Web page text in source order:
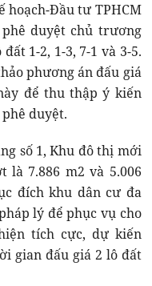
hoạch-Đầu tư TPHCM
duyệt chủ trương
1-2, 1-3, 7-1 và 3-5.
phương án đấu giá
để thu thập ý kiến
duyệt.
số 1, Khu đô thị mới
7.886 m2 và 5.006
đích khu dân cư đa
lý để phục vụ cho
tích cực, dự kiến
gian đấu giá 2 lô đất